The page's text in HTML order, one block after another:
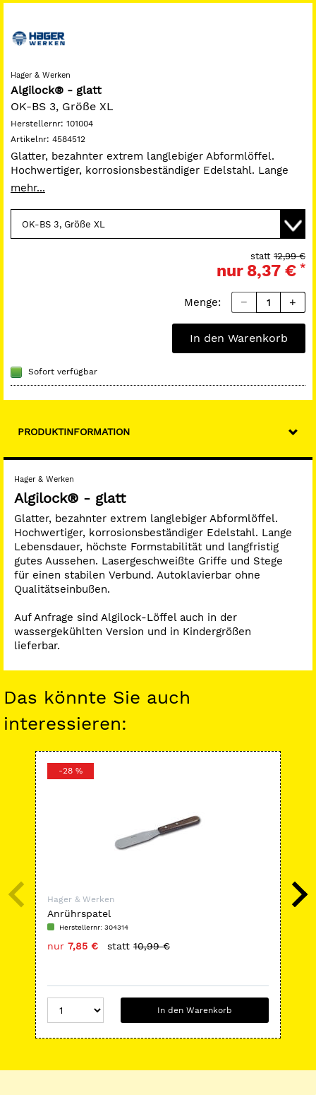
Hager & Werken
Algilock® - glatt
OK-BS 3, Größe XL
Herstellernr: 101004
Artikelnr: 4584512
Glatter, bezahnter extrem langlebiger Abformlöffel.
Hochwertiger, korrosionsbeständiger Edelstahl. Lange
Lebensdauer, höchste Formstabilität und langfristig
einen stabilen Verbund. Autoklavierbar ohne
Qualitätseinbußen.
wassergekühlten Version und in Kindergrößen lieferbar.
mehr...
12,99 €
statt
nur 8,37 € *
Menge:
In den Warenkorb
Sofort verfügbar
PRODUKTINFORMATION
Hager & Werken
Algilock® - glatt
Glatter, bezahnter extrem langlebiger Abformlöffel.
Hochwertiger, korrosionsbeständiger Edelstahl. Lange
Lebensdauer, höchste Formstabilität und langfristig
gutes Aussehen. Lasergeschweißte Griffe und Stege
für einen stabilen Verbund. Autoklavierbar ohne
Qualitätseinbußen.
Auf Anfrage sind Algilock-Löffel auch in der
wassergekühlten Version und in Kindergrößen
lieferbar.
Das könnte Sie auch
interessieren:
-28 %
Hager & Werken
Anrührspatel
Herstellernr: 304314
nur 7,85 € statt 10,99 €
In den Warenkorb